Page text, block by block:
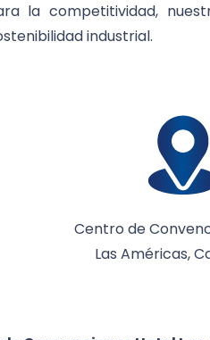
la competitividad,
industrial.
Centro de
Las Américas,